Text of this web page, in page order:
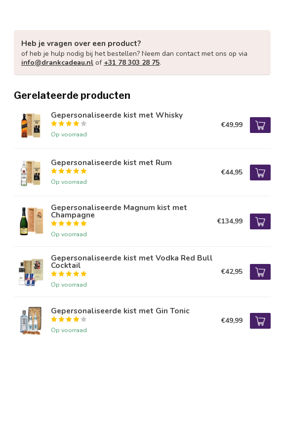
Heb je vragen over een product?
of heb je hulp nodig bij het bestellen? Neem dan contact met ons op via
info@drankcadeau.nl of +31 78 303 28 75.
Gerelateerde producten
Gepersonaliseerde kist met Whisky
Op voorraad
€49,99
Gepersonaliseerde kist met Rum
Op voorraad
€44,95
Gepersonaliseerde Magnum kist met
Champagne
Op voorraad
€134,99
Gepersonaliseerde kist met Vodka Red Bull
Cocktail
Op voorraad
€42,95
Gepersonaliseerde kist met Gin Tonic
Op voorraad
€49,99